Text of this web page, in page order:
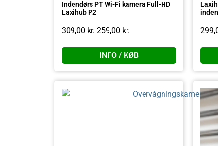
Indendørs PT Wi-Fi kamera Full-HD
Laxihub P2
309,00kr. 259,00 kr.
INFO / KØB